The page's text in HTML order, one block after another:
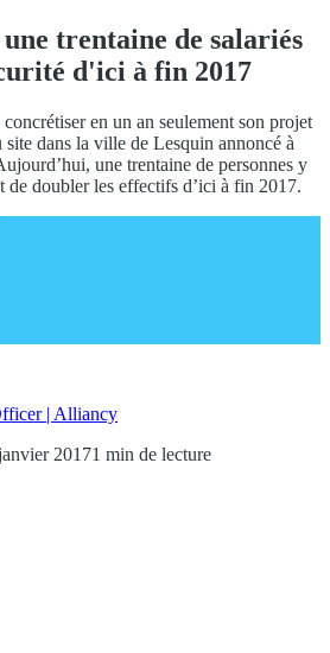
trentaine de salariés
d'ici à fin 2017
en un an seulement son projet
site dans la ville de Lesquin annoncé à
une trentaine de personnes y
de doubler les effectifs d’ici à fin 2017.
| Alliancy
20171 min de lecture